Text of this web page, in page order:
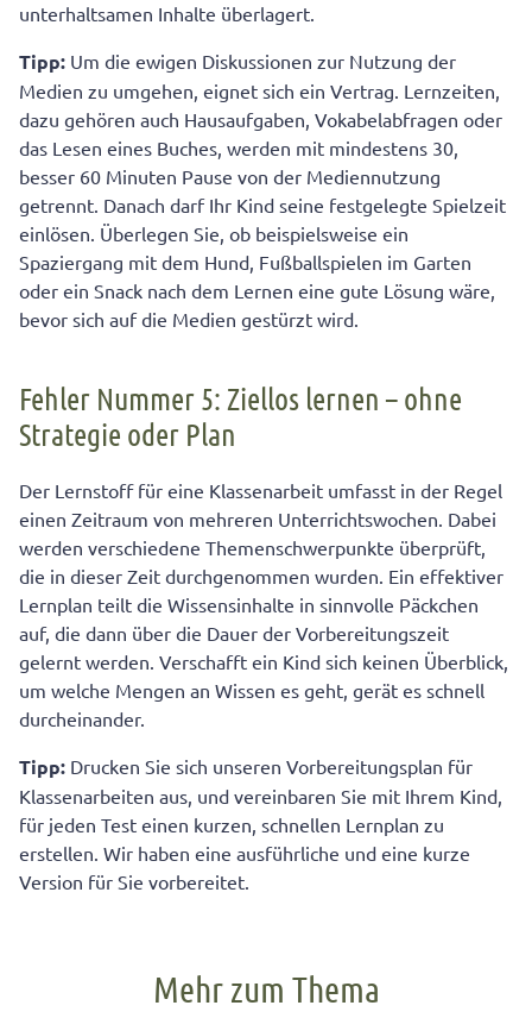
unterhaltsamen Inhalte überlagert.
Tipp: Um die ewigen Diskussionen zur Nutzung der
Medien zu umgehen, eignet sich ein Vertrag. Lernzeiten,
dazu gehören auch Hausaufgaben, Vokabelabfragen oder
das Lesen eines Buches, werden mit mindestens 30,
besser 60 Minuten Pause von der Mediennutzung
getrennt. Danach darf Ihr Kind seine festgelegte Spielzeit
einlösen. Überlegen Sie, ob beispielsweise ein
Spaziergang mit dem Hund, Fußballspielen im Garten
oder ein Snack nach dem Lernen eine gute Lösung wäre,
bevor sich auf die Medien gestürzt wird.
Fehler Nummer 5: Ziellos lernen – ohne
Strategie oder Plan
Der Lernstoff für eine Klassenarbeit umfasst in der Regel
einen Zeitraum von mehreren Unterrichtswochen. Dabei
werden verschiedene Themenschwerpunkte überprüft,
die in dieser Zeit durchgenommen wurden. Ein effektiver
Lernplan teilt die Wissensinhalte in sinnvolle Päckchen
auf, die dann über die Dauer der Vorbereitungszeit
gelernt werden. Verschafft ein Kind sich keinen Überblick,
um welche Mengen an Wissen es geht, gerät es schnell
durcheinander.
Tipp: Drucken Sie sich unseren Vorbereitungsplan für
Klassenarbeiten aus, und vereinbaren Sie mit Ihrem Kind,
für jeden Test einen kurzen, schnellen Lernplan zu
erstellen. Wir haben eine ausführliche und eine kurze
Version für Sie vorbereitet.
Mehr zum Thema